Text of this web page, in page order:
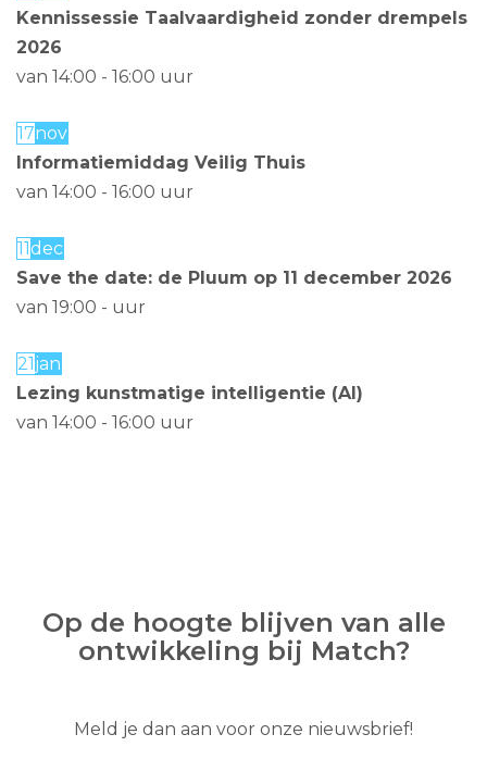
Kennissessie Taalvaardigheid zonder drempels
2026
van 14:00 - 16:00 uur
17nov
Informatiemiddag Veilig Thuis
van 14:00 - 16:00 uur
11dec
Save the date: de Pluum op 11 december 2026
van 19:00 - uur
21jan
Lezing kunstmatige intelligentie (AI)
van 14:00 - 16:00 uur
Op de hoogte blijven van alle
ontwikkeling bij Match?
Meld je dan aan voor onze nieuwsbrief!